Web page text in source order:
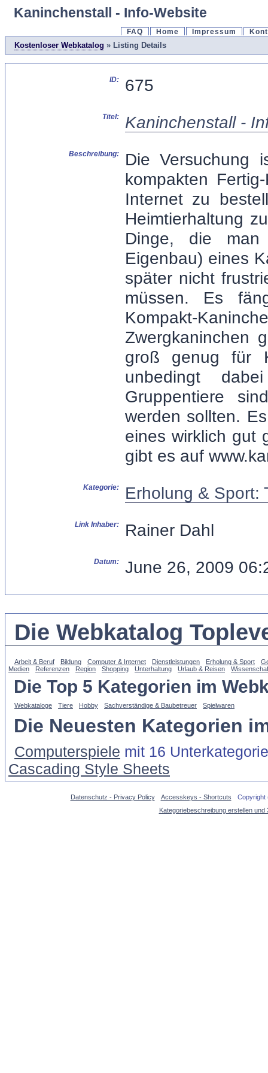
Kaninchenstall - Info-Website
FAQ Home Impressum
Kostenloser Webkatalog » Listing Details
ID: 675
Titel: Kaninchenstall -
Beschreibung:
Die Versuchung
kompakten
Internet zu
Heimtierhaltung
Dinge, die
Eigenbau) eines
später nicht
müssen. Es
Kompakt-
Zwergkaninchen
groß genug für
unbedingt
Gruppentiere
werden sollten.
eines wirklich gut
gibt es auf
Kategorie: Erholung & Sport:
Link Inhaber: Rainer Dahl
Datum: June 26, 2009
Die Webkatalog
Arbeit & Beruf Bildung Computer & Internet Dienstleistungen Erholung & Sport
Medien
Referenzen Region Shopping Unterhaltung Urlaub & Reisen
Die Top 5 Kategorien im
Webkataloge Tiere Hobby Sachverständige & Baubetreuer Spielwaren
Die Neuesten Kategorien
Computerspiele mit 16
Cascading Style Sheets
Datenschutz - Privacy Policy Accesskeys - Shortcuts
Kategoriebeschreibung erstellen und